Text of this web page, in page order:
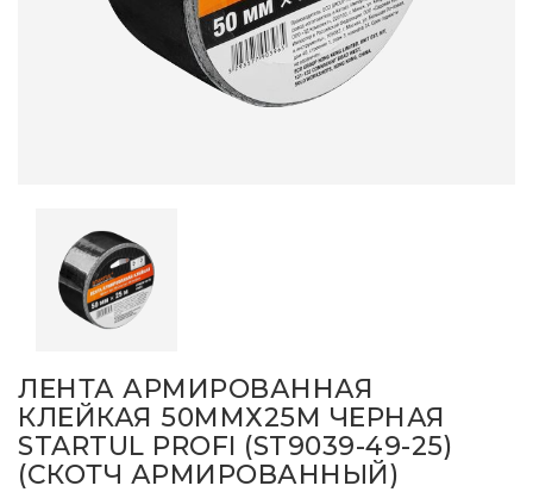
ЛЕНТА АРМИРОВАННАЯ
КЛЕЙКАЯ 50ММХ25М ЧЕРНАЯ
STARTUL PROFI (ST9039-49-25)
(СКОТЧ АРМИРОВАННЫЙ)